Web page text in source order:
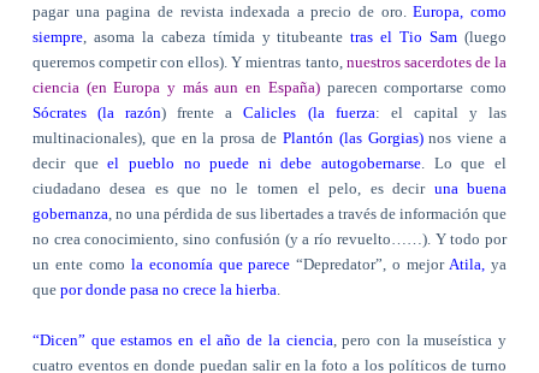
pagar una pagina de revista indexada a precio de oro. Europa, como
siempre, asoma la cabeza tímida y titubeantetras el Tio Sam (luego
queremos competir con ellos). Y mientras tanto, nuestros sacerdotes de la
ciencia (en Europa y más aun en España)parecen comportarse como
Sócrates (la razón) frente aCalicles (la fuerza: el capital y las
multinacionales), que en la prosa de Plantón (las Gorgias)nos viene a
decir queel pueblo no puede ni debe autogobernarse . Lo que el
ciudadano desea es que no le tomen el pelo, es decir una buena
gobernanza , no una pérdida de sus libertades a través de información que
no crea conocimiento, sino confusión (y a río revuelto……). Y todo por
un ente como la economía que parece “Depredator”, o mejor Atila, ya
que por donde pasa no crece la hierba
“Dicen” que estamos en el año de la ciencia , pero con la museística y
cuatro eventos en donde puedan salir en la foto a los políticos de turno